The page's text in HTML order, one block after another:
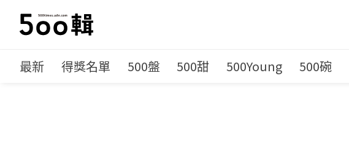
最新 得獎名單 500盤 500甜 500Young 500碗